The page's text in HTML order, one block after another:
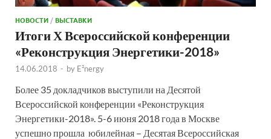
НОВОСТИ /ВЫСТАВКИ
Итоги Х Всероссийской конференции
«Реконструкция Энергетики-2018»
14.06.2018 - by E²nergy
Более 35 докладчиков выступили на Десятой
Всероссийской конференции «Реконструкция
Энергетики-2018». 5-6 июня 2018 года в Москве
успешно прошла юбилейная – Десятая Всероссийская